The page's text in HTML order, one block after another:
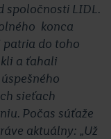
spoločnosti LIDL.
konca
patria do toho
a ťahali
sieťach
Počas súťaže
aktuálny: „Už